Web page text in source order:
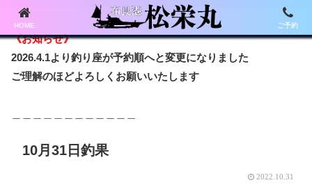
《お知らせ》
2026.4.1より釣り座が予約順へと変更になりました
ご理解のほどよろしくお願いいたします
10月31日釣果
2022.10.31
HOME ご予約